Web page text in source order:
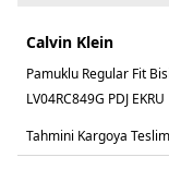
Calvin Klein
Pamuklu Regular Fit
LV04RC849G PDJ EKRU
Tahmini Kargoya